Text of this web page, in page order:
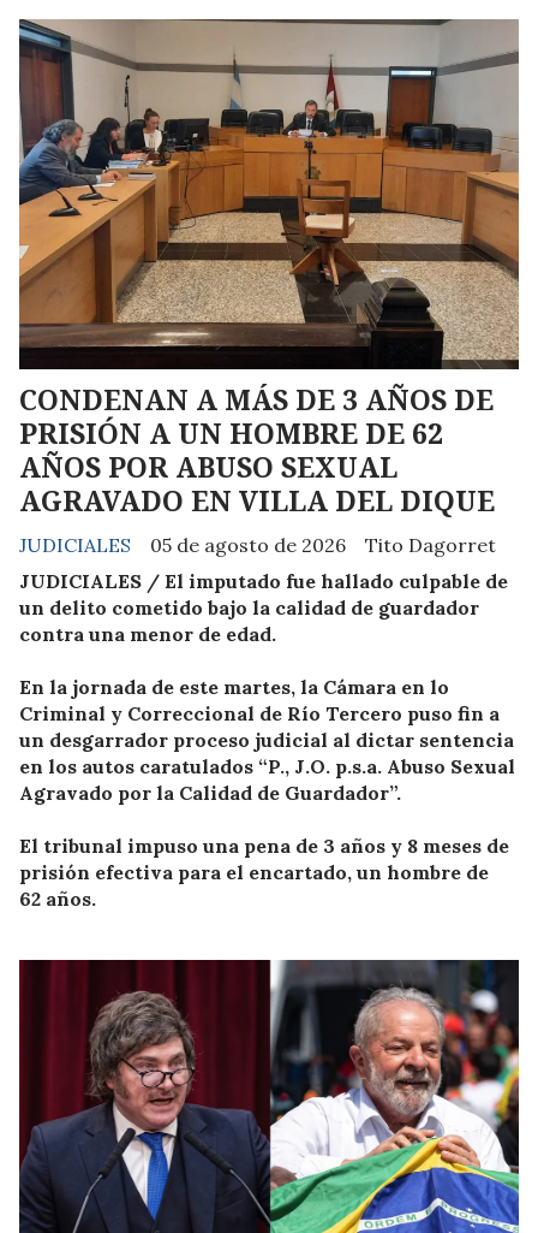
CONDENAN A MÁS DE 3 AÑOS DE
PRISIÓN A UN HOMBRE DE 62
AÑOS POR ABUSO SEXUAL
AGRAVADO EN VILLA DEL DIQUE
Tito Dagorret
JUDICIALES
05 de agosto de 2026
JUDICIALES / El imputado fue hallado culpable de
un delito cometido bajo la calidad de guardador
contra una menor de edad.
En la jornada de este martes, la Cámara en lo
Criminal y Correccional de Río Tercero puso fin a
un desgarrador proceso judicial al dictar sentencia
en los autos caratulados “P., J.O. p.s.a. Abuso Sexual
Agravado por la Calidad de Guardador”.
El tribunal impuso una pena de 3 años y 8 meses de
prisión efectiva para el encartado, un hombre de
62 años.